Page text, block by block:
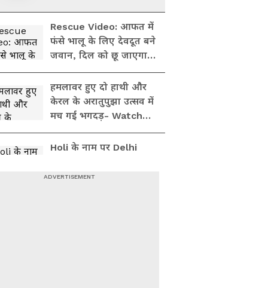
बदसलूकी का आरोप,
वायरल हो रहा ये वीडियो
Rescue Video: आफत में
फंसे भालू के लिए देवदूत बने
जवान, दिल को छू जाएगा
वीडियो
हमलावर हुए दो हाथी और
केरल के अरातुपुझा उत्सव में
मच गई भगदड़- Watch
Video
Holi के नाम पर Delhi
'गंदी हरकत', Viral Video